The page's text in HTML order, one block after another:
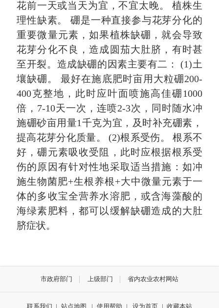
花前一天或当天为宜，不宜太晚。 植株生
理性缺素。 硼是一种直接参与花芽分化的
重要微量元素，如果植株缺硼，就会导致
花芽分化不良，造成圆茄大肚脐，有时甚
至开裂。造成缺硼的因素主要有二： (1)土
壤缺硼。 最好在施底肥时亩用大粒硼200-
400克整地，此时应叶面喷施高佳硼1000
倍，7-10天一次，连喷2-3次，同时随水冲
施硼砂亩用量1千克为宜，及时补充硼素，
提高花芽分化质量。 (2)根系受伤。 根系不
好，硼元素吸收受阻，此时应根据根系受
伤的原因有针对性地采取适当措施：如冲
施生物菌肥+生根养根+大中微量元素于一
体的多收宝全营养水溶肥，或含海藻酸的
海绿素肥料，都可以缓解缺硼造成的大肚
脐症状。
市政府部门 上级部门 省内农业农村网站
联系我们 | 站点地图 | 使用帮助 | 设为首页 | 收藏本站